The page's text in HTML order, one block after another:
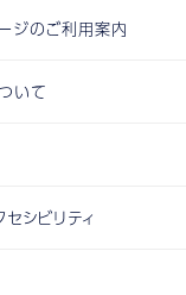
ジのご利用案内
いて
シビリティ